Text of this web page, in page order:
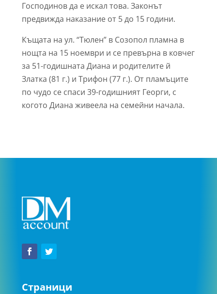
Господинов да е искал това. Законът
предвижда наказание от 5 до 15 години.
Къщата на ул. “Тюлен” в Созопол пламна в
нощта на 15 ноември и се превърна в ковчег
за 51-годишната Диана и родителите й
Златка (81 г.) и Трифон (77 г.). От пламъците
по чудо се спаси 39-годишният Георги, с
когото Диана живеела на семейни начала.
Страници